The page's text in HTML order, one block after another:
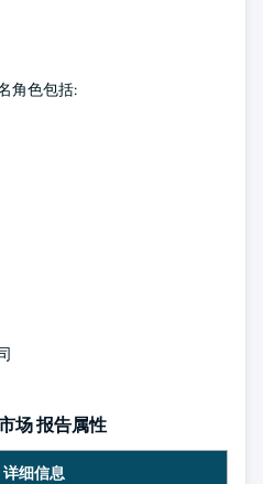
角色包括:
场 报告属性
详细信息